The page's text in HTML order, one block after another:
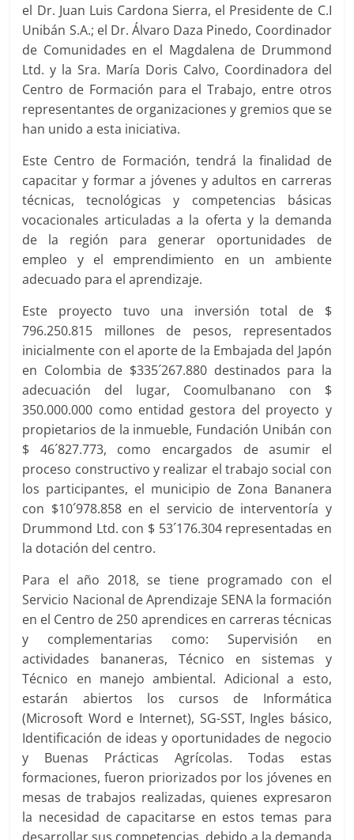
el Dr. Juan Luis Cardona Sierra, el Presidente de C.I
Unibán S.A.; el Dr. Álvaro Daza Pinedo, Coordinador
de Comunidades en el Magdalena de Drummond
Ltd. y la Sra. María Doris Calvo, Coordinadora del
Centro de Formación para el Trabajo, entre otros
representantes de organizaciones y gremios que se
han unido a esta iniciativa.
Este Centro de Formación, tendrá la finalidad de
capacitar y formar a jóvenes y adultos en carreras
técnicas, tecnológicas y competencias básicas
vocacionales articuladas a la oferta y la demanda
de la región para generar oportunidades de
empleo y el emprendimiento en un ambiente
adecuado para el aprendizaje.
Este proyecto tuvo una inversión total de $
796.250.815 millones de pesos, representados
inicialmente con el aporte de la Embajada del Japón
en Colombia de $335´267.880 destinados para la
adecuación del lugar, Coomulbanano con $
350.000.000 como entidad gestora del proyecto y
propietarios de la inmueble, Fundación Unibán con
$ 46´827.773, como encargados de asumir el
proceso constructivo y realizar el trabajo social con
los participantes, el municipio de Zona Bananera
con $10´978.858 en el servicio de interventoría y
Drummond Ltd. con $ 53´176.304 representadas en
la dotación del centro.
Para el año 2018, se tiene programado con el
Servicio Nacional de Aprendizaje SENA la formación
en el Centro de 250 aprendices en carreras técnicas
y complementarias como: Supervisión en
actividades bananeras, Técnico en sistemas y
Técnico en manejo ambiental. Adicional a esto,
estarán abiertos los cursos de Informática
(Microsoft Word e Internet), SG-SST, Ingles básico,
Identificación de ideas y oportunidades de negocio
y Buenas Prácticas Agrícolas. Todas estas
formaciones, fueron priorizados por los jóvenes en
mesas de trabajos realizadas, quienes expresaron
la necesidad de capacitarse en estos temas para